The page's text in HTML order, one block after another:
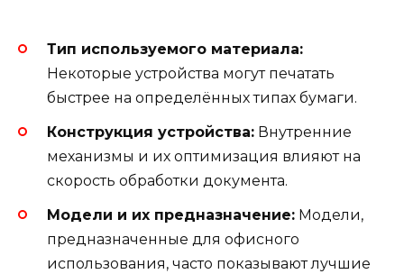
Тип используемого материала:
Некоторые устройства могут печатать
быстрее на определённых типах бумаги.
Конструкция устройства: Внутренние
механизмы и их оптимизация влияют на
скорость обработки документа.
Модели и их предназначение: Модели,
предназначенные для офисного
использования, часто показывают лучшие